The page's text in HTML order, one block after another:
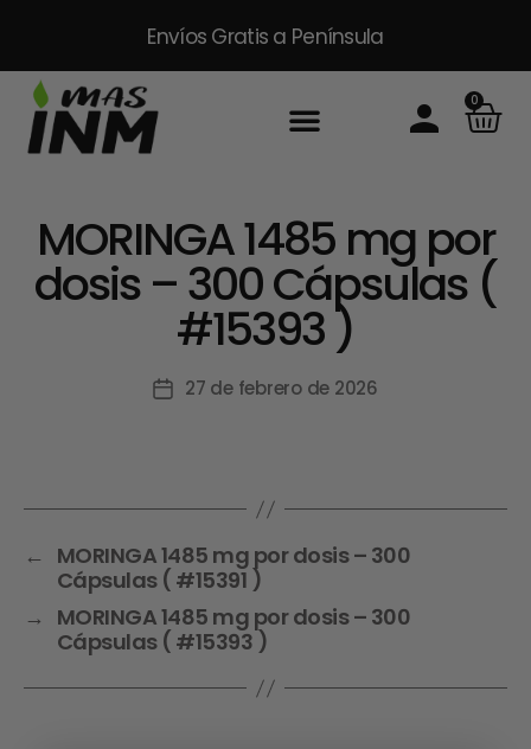
Envíos Gratis a Península
0
MORINGA 1485 mg por
dosis – 300 Cápsulas (
#15393 )
27 de febrero de 2026
← MORINGA 1485 mg por dosis – 300
Cápsulas ( #15391 )
→ MORINGA 1485 mg por dosis – 300
Cápsulas ( #15393 )